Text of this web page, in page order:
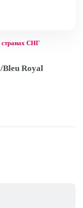
странах СНГ
Royal